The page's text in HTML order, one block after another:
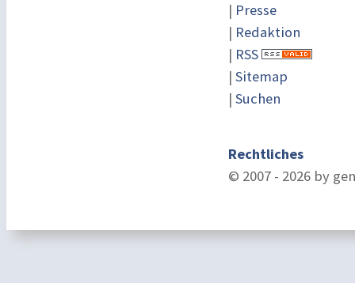
| Presse
| Redaktion
| RSS
| Sitemap
| Suchen
Rechtliches
© 2007 - 2026 by